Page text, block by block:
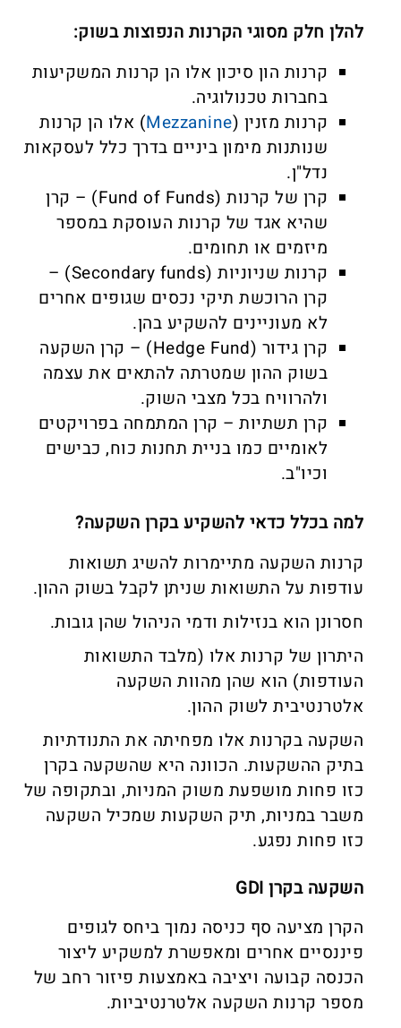
להלן חלק מסוגי הקרנות הנפוצות בשוק:
קרנות הון סיכון אלו הן קרנות המשקיעות
בחברות טכנולוגיה.
קרנות מזנין (Mezzanine) אלו הן קרנות
שנותנות מימון ביניים בדרך כלל לעסקאות
נדל"ן.
קרן של קרנות (Fund of Funds) – קרן
שהיא אגד של קרנות העוסקת במספר
מיזמים או תחומים.
קרנות שניוניות (Secondary funds) –
קרן הרוכשת תיקי נכסים שגופים אחרים
לא מעוניינים להשקיע בהן.
קרן גידור (Hedge Fund) – קרן השקעה
בשוק ההון שמטרתה להתאים את עצמה
ולהרוויח בכל מצבי השוק.
קרן תשתיות – קרן המתמחה בפרויקטים
לאומיים כמו בניית תחנות כוח, כבישים
וכיו"ב.
למה בכלל כדאי להשקיע בקרן השקעה?
קרנות השקעה מתיימרות להשיג תשואות
עודפות על התשואות שניתן לקבל בשוק ההון.
חסרונן הוא בנזילות ודמי הניהול שהן גובות.
היתרון של קרנות אלו (מלבד התשואות
העודפות) הוא שהן מהוות השקעה
אלטרנטיבית לשוק ההון.
השקעה בקרנות אלו מפחיתה את התנודתיות
בתיק ההשקעות. הכוונה היא שהשקעה בקרן
כזו פחות מושפעת משוק המניות, ובתקופה של
משבר במניות, תיק השקעות שמכיל השקעה
כזו פחות נפגע.
השקעה בקרן GDI
הקרן מציעה סף כניסה נמוך ביחס לגופים
פיננסיים אחרים ומאפשרת למשקיע ליצור
הכנסה קבועה ויציבה באמצעות פיזור רחב של
מספר קרנות השקעה אלטרנטיביות.